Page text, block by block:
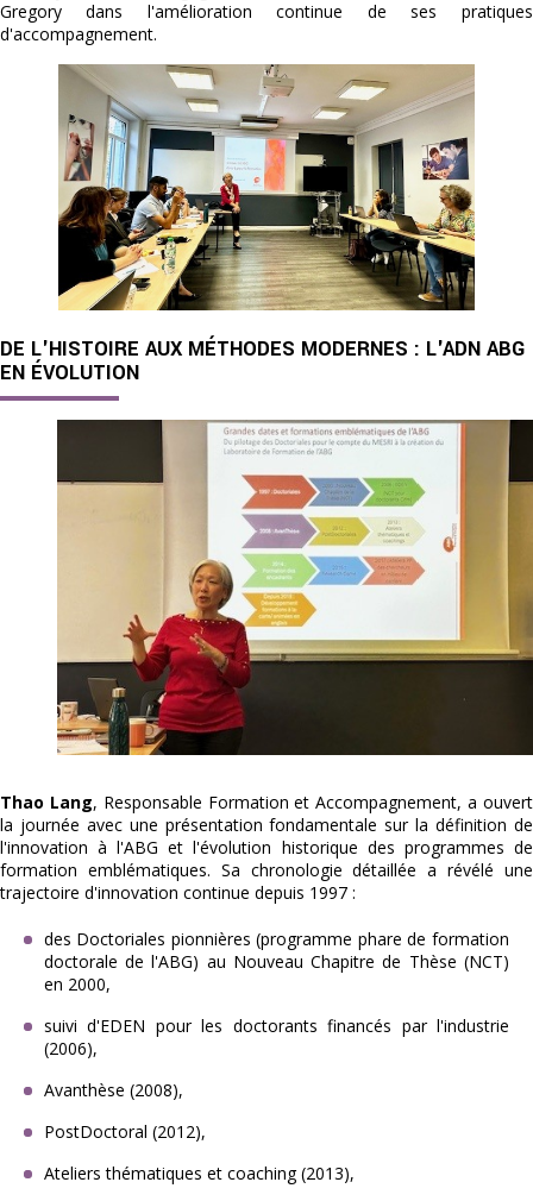
Gregory dans l'amélioration continue de ses pratiques
d'accompagnement.
DE L'HISTOIRE AUX MÉTHODES MODERNES : L'ADN ABG
EN ÉVOLUTION
Thao Lang, Responsable Formation et Accompagnement, a ouvert
la journée avec une présentation fondamentale sur la définition de
l'innovation à l'ABG et l'évolution historique des programmes de
formation emblématiques. Sa chronologie détaillée a révélé une
trajectoire d'innovation continue depuis 1997 :
des Doctoriales pionnières (programme phare de formation
doctorale de l'ABG) au Nouveau Chapitre de Thèse (NCT)
en 2000,
suivi d'EDEN pour les doctorants financés par l'industrie
(2006),
Avanthèse (2008),
PostDoctoral (2012),
Ateliers thématiques et coaching (2013),